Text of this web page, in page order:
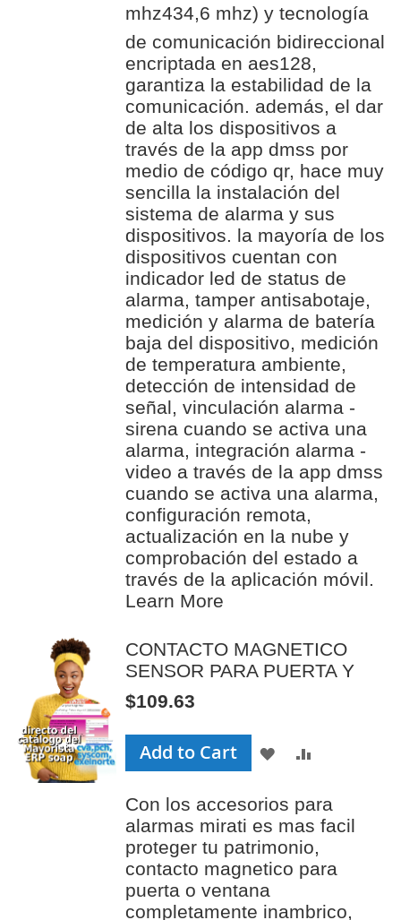
mhz434,6 mhz) y tecnología
de comunicación bidireccional
encriptada en aes128,
garantiza la estabilidad de la
comunicación. además, el dar
de alta los dispositivos a
través de la app dmss por
medio de código qr, hace muy
sencilla la instalación del
sistema de alarma y sus
dispositivos. la mayoría de los
dispositivos cuentan con
indicador led de status de
alarma, tamper antisabotaje,
medición y alarma de batería
baja del dispositivo, medición
de temperatura ambiente,
detección de intensidad de
señal, vinculación alarma -
sirena cuando se activa una
alarma, integración alarma -
video a través de la app dmss
cuando se activa una alarma,
configuración remota,
actualización en la nube y
comprobación del estado a
través de la aplicación móvil.
Learn More
CONTACTO MAGNETICO
SENSOR PARA PUERTA Y
$109.63
Add to Cart
ADD
WISH
LIST
Con los accesorios para
alarmas mirati es mas facil
proteger tu patrimonio,
contacto magnetico para
puerta o ventana
completamente inambrico,